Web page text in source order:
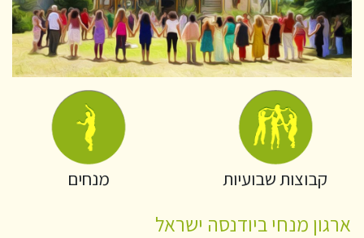
קבוצות שבועיות מנחים
ארגון מנחי ביודנסה ישראל